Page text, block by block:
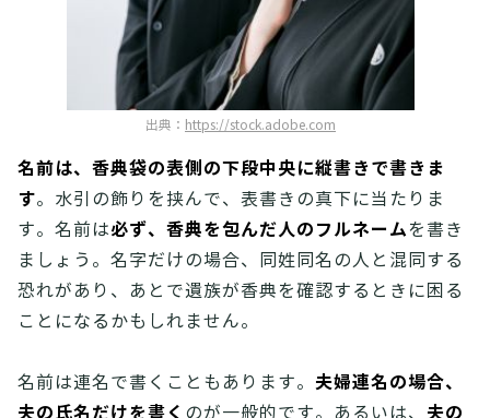
出典： https://stock.adobe.com
名前は、香典袋の表側の下段中央に縦書きで書きま
す。水引の飾りを挟んで、表書きの真下に当たりま
す。名前は必ず、香典を包んだ人のフルネーム を書き
ましょう。名字だけの場合、同姓同名の人と混同する
恐れがあり、あとで遺族が香典を確認するときに困る
ことになるかもしれません。
名前は連名で書くこともあります。 夫婦連名の場合、
夫の氏名だけを書く のが一般的です。あるいは、 夫の